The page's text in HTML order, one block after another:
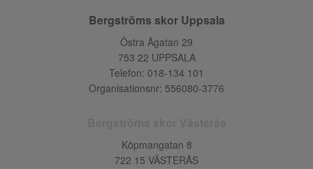
Bergströms skor Uppsala
Östra Ågatan 29
753 22 UPPSALA
Telefon: 018-134 101
Organisationsnr: 556080-3776
Köpmangatan 8
722 15 VÄSTERÅS